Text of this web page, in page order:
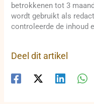
betrokkenen tot 3
wordt gebruikt als
controleerde de inhoud
Deel dit artikel